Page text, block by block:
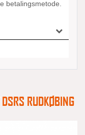
DSRS RUDKØBING